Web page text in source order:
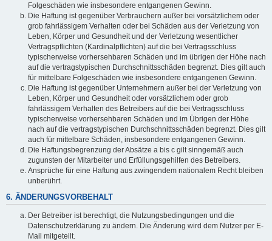
Folgeschäden wie insbesondere entgangenen Gewinn.
Die Haftung ist gegenüber Verbrauchern außer bei vorsätzlichem oder
grob fahrlässigem Verhalten oder bei Schäden aus der Verletzung von
Leben, Körper und Gesundheit und der Verletzung wesentlicher
Vertragspflichten (Kardinalpflichten) auf die bei Vertragsschluss
typischerweise vorhersehbaren Schäden und im übrigen der Höhe nach
auf die vertragstypischen Durchschnittsschäden begrenzt. Dies gilt auch
für mittelbare Folgeschäden wie insbesondere entgangenen Gewinn.
Die Haftung ist gegenüber Unternehmern außer bei der Verletzung von
Leben, Körper und Gesundheit oder vorsätzlichem oder grob
fahrlässigem Verhalten des Betreibers auf die bei Vertragsschluss
typischerweise vorhersehbaren Schäden und im Übrigen der Höhe
nach auf die vertragstypischen Durchschnittsschäden begrenzt. Dies gilt
auch für mittelbare Schäden, insbesondere entgangenen Gewinn.
Die Haftungsbegrenzung der Absätze a bis c gilt sinngemäß auch
zugunsten der Mitarbeiter und Erfüllungsgehilfen des Betreibers.
Ansprüche für eine Haftung aus zwingendem nationalem Recht bleiben
unberührt.
6. ÄNDERUNGSVORBEHALT
Der Betreiber ist berechtigt, die Nutzungsbedingungen und die
Datenschutzerklärung zu ändern. Die Änderung wird dem Nutzer per E-
Mail mitgeteilt.